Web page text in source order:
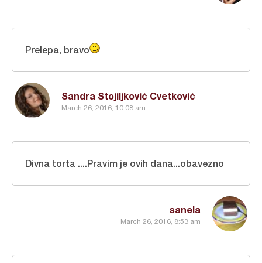
Sandra Stojiljković Cvetković
March 26, 2016, 10:08 am
Prelepa, bravo
sanela
March 26, 2016, 8:53 am
Divna torta ....Pravim je ovih dana...obavezno